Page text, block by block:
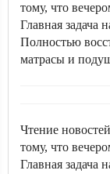
тому, что
Главная задача
Полностью
матрасы и
Чтение
тому, что
Главная задача